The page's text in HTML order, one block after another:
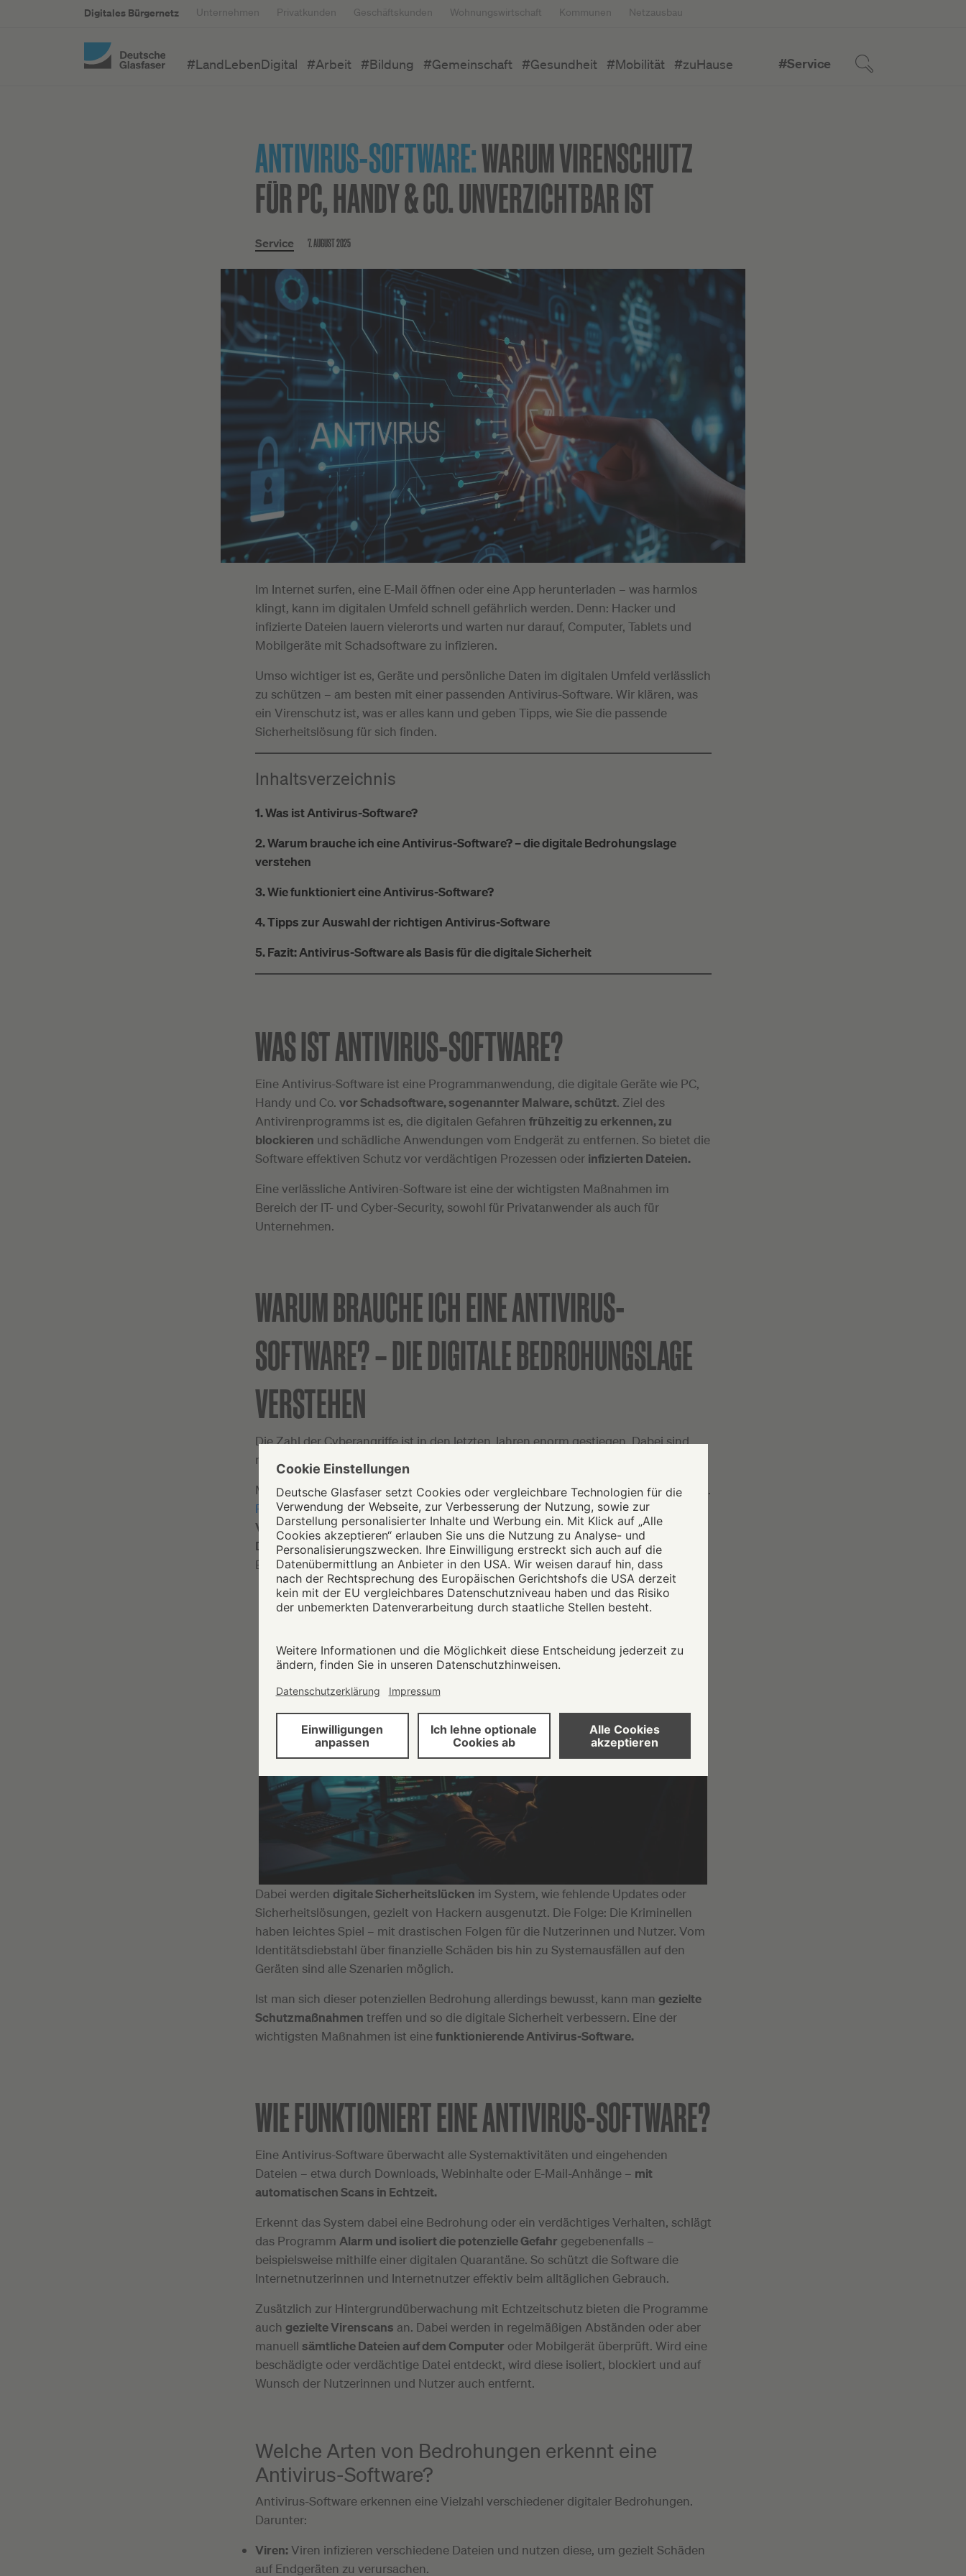
Digitales Bürgernetz Unternehmen Privatkunden Geschäftskunden Wohnungswirtschaft Kommunen Netzausbau
#LandLebenDigital #Arbeit #Bildung #Gemeinschaft #Gesundheit #Mobilität #zuHause #Service
ANTIVIRUS-SOFTWARE:WARUM VIRENSCHUTZ
FÜR PC, HANDY & CO. UNVERZICHTBAR IST
Service 7. AUGUST 2025
Im Internet surfen, eine E-Mail öffnen oder eine App herunterladen – was harmlos
klingt, kann im digitalen Umfeld schnell gefährlich werden. Denn: Hacker und
infizierte Dateien lauern vielerorts und warten nur darauf, Computer, Tablets und
Mobilgeräte mit Schadsoftware zu infizieren.
Umso wichtiger ist es, Geräte und persönliche Daten im digitalen Umfeld verlässlich
zu schützen – am besten mit einer passenden Antivirus-Software. Wir klären, was
ein Virenschutz ist, was er alles kann und geben Tipps, wie Sie die passende
Sicherheitslösung für sich finden.
Inhaltsverzeichnis
1. Was ist Antivirus-Software?
2. Warum brauche ich eine Antivirus-Software? – die digitale Bedrohungslage
verstehen
3. Wie funktioniert eine Antivirus-Software?
4. Tipps zur Auswahl der richtigen Antivirus-Software
5. Fazit: Antivirus-Software als Basis für die digitale Sicherheit
WAS IST ANTIVIRUS-SOFTWARE?
Eine Antivirus-Software ist eine Programmanwendung, die digitale Geräte wie PC,
Handy und Co. vor Schadsoftware, sogenannter Malware, schützt. Ziel des
Antivirenprogramms ist es, die digitalen Gefahren frühzeitig zu erkennen, zu
blockieren und schädliche Anwendungen vom Endgerät zu entfernen. So bietet die
Software effektiven Schutz vor verdächtigen Prozessen oder infizierten Dateien.
Eine verlässliche Antiviren-Software ist eine der wichtigsten Maßnahmen im
Bereich der IT- und Cyber-Security, sowohl für Privatanwender als auch für
Unternehmen.
WARUM BRAUCHE ICH EINE ANTIVIRUS-
SOFTWARE? – DIE DIGITALE BEDROHUNGSLAGE
VERSTEHEN
Die Zahl der Cyberangriffe ist in den letzten Jahren enorm gestiegen. Dabei sind
nicht nur Unternehmen gefährdet, sondern zunehmend auch Privatpersonen.
Mithilfe verschiedener Maschen verschaffen sich Kriminelle Zugang zu Endgeräten.
Phishing-Mails, gefälschte Internetseiten und Fake-Accounts dienen dabei
Verteilerplattformen für Schadsoftwareim Netz. Ziel der Kriminellen ist meist der
Datendiebstahlsensibler personenbezogener Daten, aber auch Spionage oder
Betrug via Malware sind möglich.
Dabei werden digitale Sicherheitslücken im System, wie fehlende Updates oder
Sicherheitslösungen, gezielt von Hackern ausgenutzt. Die Folge: Die Kriminellen
haben leichtes Spiel – mit drastischen Folgen für die Nutzerinnen und Nutzer. Vom
Identitätsdiebstahl über finanzielle Schäden bis hin zu Systemausfällen auf den
Geräten sind alle Szenarien möglich.
Ist man sich dieser potenziellen Bedrohung allerdings bewusst, kann man gezielte
Schutzmaßnahmen treffen und so die digitale Sicherheit verbessern. Eine der
wichtigsten Maßnahmen ist einefunktionierende Antivirus-Software.
WIE FUNKTIONIERT EINE ANTIVIRUS-SOFTWARE?
Eine Antivirus-Software überwacht alle Systemaktivitäten und eingehenden
Dateien – etwa durch Downloads, Webinhalte oder E-Mail-Anhänge – mit
automatischen Scans in Echtzeit.
Erkennt das System dabei eine Bedrohung oder ein verdächtiges Verhalten, schlägt
das Programm Alarm und isoliert die potenzielle Gefahr gegebenenfalls –
beispielsweise mithilfe einer digitalen Quarantäne. So schützt die Software die
Internetnutzerinnen und Internetnutzer effektiv beim alltäglichen Gebrauch.
Zusätzlich zur Hintergrundüberwachung mit Echtzeitschutz bieten die Programme
auch gezielte Virenscans an. Dabei werden in regelmäßigen Abständen oder aber
manuell sämtliche Dateien auf dem Computer oder Mobilgerät überprüft. Wird eine
beschädigte oder verdächtige Datei entdeckt, wird diese isoliert, blockiert und auf
Wunsch der Nutzerinnen und Nutzer auch entfernt.
Welche Arten von Bedrohungen erkennt eine
Antivirus-Software?
Antivirus-Software erkennen eine Vielzahl verschiedener digitaler Bedrohungen.
Darunter:
Viren:Viren infizieren verschiedene Dateien und nutzen diese, um gezielt Schäden
auf Endgeräten zu verursachen.